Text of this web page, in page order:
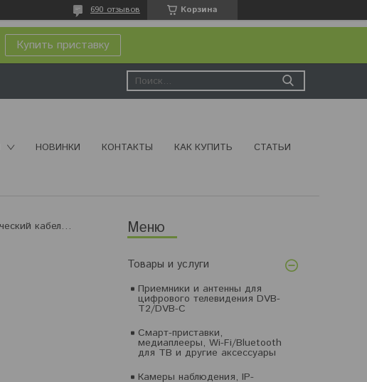
Корзина
690 отзывов
Купить приставку
НОВИНКИ КОНТАКТЫ КАК КУПИТЬ СТАТЬИ
Товары и услуги
Приемники и антенны для
цифрового телевидения DVB-
T2/DVB-C
Смарт-приставки,
медиаплееры, Wi-Fi/Bluetooth
для ТВ и другие аксессуары
Камеры наблюдения, IP-
Оптический кабель toslink 3метра mrm (a2646)